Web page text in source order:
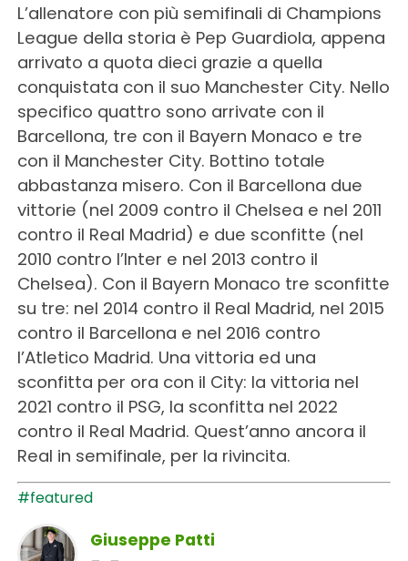
L’allenatore con più semifinali di Champions
League della storia è Pep Guardiola, appena
arrivato a quota dieci grazie a quella
conquistata con il suo Manchester City. Nello
specifico quattro sono arrivate con il
Barcellona, tre con il Bayern Monaco e tre
con il Manchester City. Bottino totale
abbastanza misero. Con il Barcellona due
vittorie (nel 2009 contro il Chelsea e nel 2011
contro il Real Madrid) e due sconfitte (nel
2010 contro l’Inter e nel 2013 contro il
Chelsea). Con il Bayern Monaco tre sconfitte
su tre: nel 2014 contro il Real Madrid, nel 2015
contro il Barcellona e nel 2016 contro
l’Atletico Madrid. Una vittoria ed una
sconfitta per ora con il City: la vittoria nel
2021 contro il PSG, la sconfitta nel 2022
contro il Real Madrid. Quest’anno ancora il
Real in semifinale, per la rivincita.
#featured
Giuseppe Patti